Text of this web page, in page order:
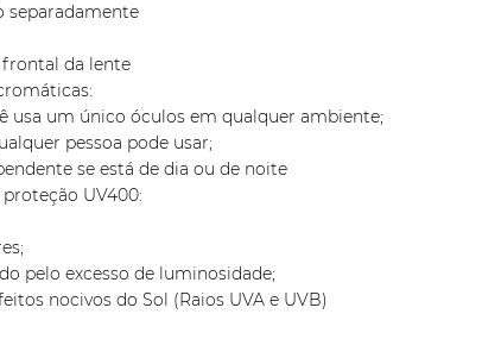
separadamente
frontal da lente
usa um único óculos em qualquer ambiente;
pessoa pode usar;
se está de dia ou de noite
UV400:
pelo excesso de luminosidade;
nocivos do Sol (Raios UVA e UVB)